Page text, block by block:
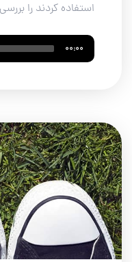
استفاده کردند را
Audio
Player
00:00